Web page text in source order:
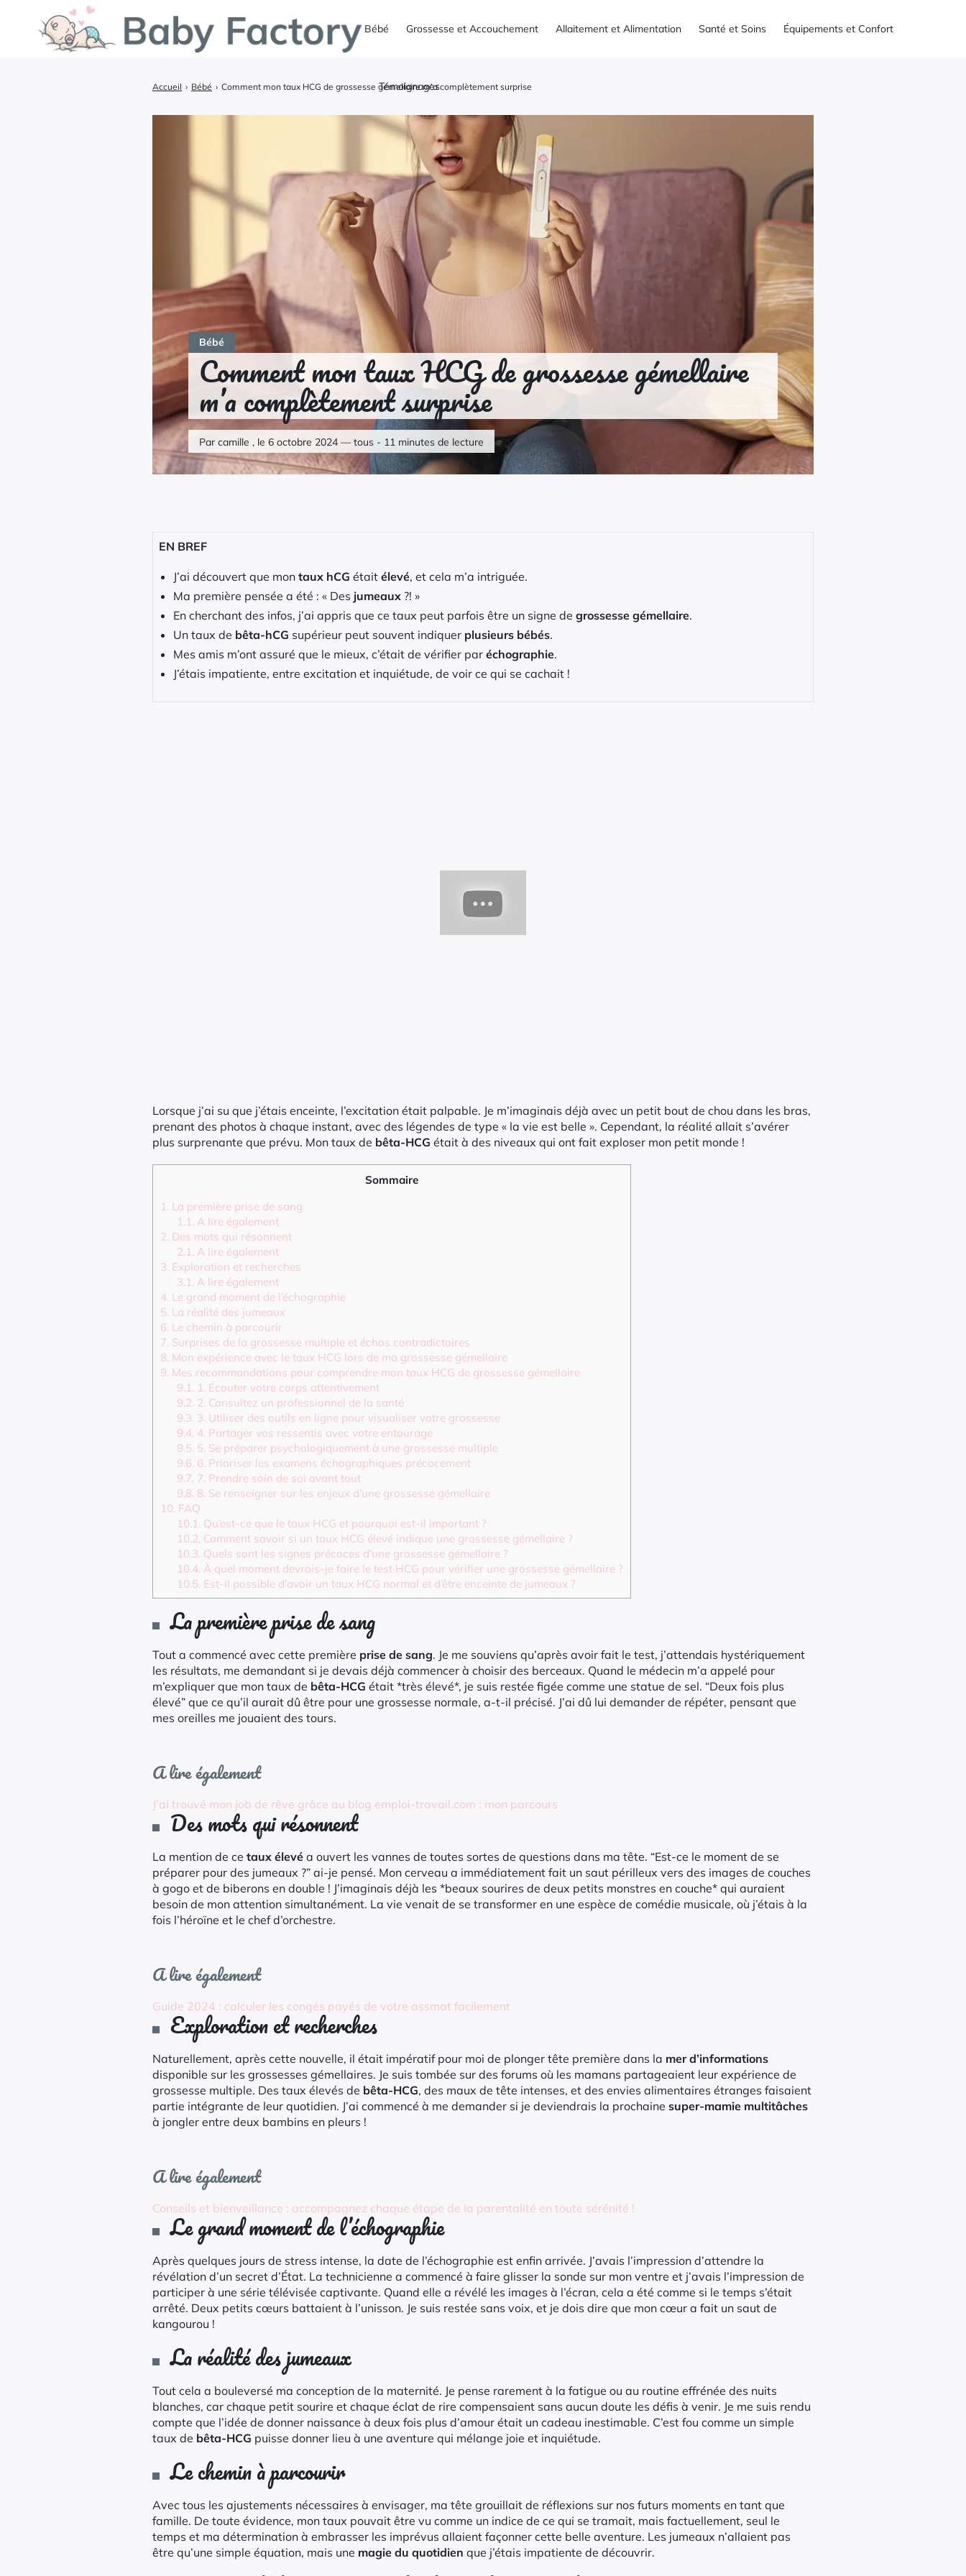
Bébé
Comment mon taux HCG de grossesse gémellaire
m’a complètement surprise
Par camille , le 6 octobre 2024 — tous - 11 minutes de lecture
Accueil › Bébé › Comment mon taux HCG de grossesse gémellaire m’a complètement surprise
EN BREF
J’ai découvert que mon taux hCG était élevé, et cela m’a intriguée.
Ma première pensée a été : « Des jumeaux ?! »
En cherchant des infos, j’ai appris que ce taux peut parfois être un signe de grossesse gémellaire.
Un taux de bêta-hCG supérieur peut souvent indiquer plusieurs bébés.
Mes amis m’ont assuré que le mieux, c’était de vérifier par échographie.
J’étais impatiente, entre excitation et inquiétude, de voir ce qui se cachait !
Lorsque j’ai su que j’étais enceinte, l’excitation était palpable. Je m’imaginais déjà avec un petit bout de chou dans les bras,
prenant des photos à chaque instant, avec des légendes de type « la vie est belle ». Cependant, la réalité allait s’avérer
plus surprenante que prévu. Mon taux de bêta-HCG était à des niveaux qui ont fait exploser mon petit monde !
Sommaire
1. La première prise de sang
1.1. A lire également
2. Des mots qui résonnent
2.1. A lire également
3. Exploration et recherches
3.1. A lire également
4. Le grand moment de l’échographie
5. La réalité des jumeaux
6. Le chemin à parcourir
7. Surprises de la grossesse multiple et échos contradictoires
8. Mon expérience avec le taux HCG lors de ma grossesse gémellaire
9. Mes recommandations pour comprendre mon taux HCG de grossesse gémellaire
9.1. 1. Écouter votre corps attentivement
9.2. 2. Consultez un professionnel de la santé
9.3. 3. Utiliser des outils en ligne pour visualiser votre grossesse
9.4. 4. Partager vos ressentis avec votre entourage
9.5. 5. Se préparer psychologiquement à une grossesse multiple
9.6. 6. Prioriser les examens échographiques précocement
9.7. 7. Prendre soin de soi avant tout
9.8. 8. Se renseigner sur les enjeux d’une grossesse gémellaire
10. FAQ
10.1. Qu’est-ce que le taux HCG et pourquoi est-il important ?
10.2. Comment savoir si un taux HCG élevé indique une grossesse gémellaire ?
10.3. Quels sont les signes précoces d’une grossesse gémellaire ?
10.4. À quel moment devrais-je faire le test HCG pour vérifier une grossesse gémellaire ?
10.5. Est-il possible d’avoir un taux HCG normal et d’être enceinte de jumeaux ?
La première prise de sang
Tout a commencé avec cette première prise de sang. Je me souviens qu’après avoir fait le test, j’attendais hystériquement
les résultats, me demandant si je devais déjà commencer à choisir des berceaux. Quand le médecin m’a appelé pour
m’expliquer que mon taux de bêta-HCG était *très élevé*, je suis restée figée comme une statue de sel. “Deux fois plus
élevé” que ce qu’il aurait dû être pour une grossesse normale, a-t-il précisé. J’ai dû lui demander de répéter, pensant que
mes oreilles me jouaient des tours.
A lire également
J’ai trouvé mon job de rêve grâce au blog emploi-travail.com : mon parcours
Des mots qui résonnent
La mention de ce taux élevé a ouvert les vannes de toutes sortes de questions dans ma tête. “Est-ce le moment de se
préparer pour des jumeaux ?” ai-je pensé. Mon cerveau a immédiatement fait un saut périlleux vers des images de couches
à gogo et de biberons en double ! J’imaginais déjà les *beaux sourires de deux petits monstres en couche* qui auraient
besoin de mon attention simultanément. La vie venait de se transformer en une espèce de comédie musicale, où j’étais à la
fois l’héroïne et le chef d’orchestre.
A lire également
Guide 2024 : calculer les congés payés de votre assmat facilement
Exploration et recherches
Naturellement, après cette nouvelle, il était impératif pour moi de plonger tête première dans la mer d’informations
disponible sur les grossesses gémellaires. Je suis tombée sur des forums où les mamans partageaient leur expérience de
grossesse multiple. Des taux élevés de bêta-HCG, des maux de tête intenses, et des envies alimentaires étranges faisaient
partie intégrante de leur quotidien. J’ai commencé à me demander si je deviendrais la prochaine super-mamie multitâches
à jongler entre deux bambins en pleurs !
A lire également
Conseils et bienveillance : accompagnez chaque étape de la parentalité en toute sérénité !
Le grand moment de l’échographie
Après quelques jours de stress intense, la date de l’échographie est enfin arrivée. J’avais l’impression d’attendre la
révélation d’un secret d’État. La technicienne a commencé à faire glisser la sonde sur mon ventre et j’avais l’impression de
participer à une série télévisée captivante. Quand elle a révélé les images à l’écran, cela a été comme si le temps s’était
arrêté. Deux petits cœurs battaient à l’unisson. Je suis restée sans voix, et je dois dire que mon cœur a fait un saut de
kangourou !
La réalité des jumeaux
Tout cela a bouleversé ma conception de la maternité. Je pense rarement à la fatigue ou au routine effrénée des nuits
blanches, car chaque petit sourire et chaque éclat de rire compensaient sans aucun doute les défis à venir. Je me suis rendu
compte que l’idée de donner naissance à deux fois plus d’amour était un cadeau inestimable. C’est fou comme un simple
taux de bêta-HCG puisse donner lieu à une aventure qui mélange joie et inquiétude.
Le chemin à parcourir
Avec tous les ajustements nécessaires à envisager, ma tête grouillait de réflexions sur nos futurs moments en tant que
famille. De toute évidence, mon taux pouvait être vu comme un indice de ce qui se tramait, mais factuellement, seul le
temps et ma détermination à embrasser les imprévus allaient façonner cette belle aventure. Les jumeaux n’allaient pas
être qu’une simple équation, mais une magie du quotidien que j’étais impatiente de découvrir.
Bébé Grossesse et Accouchement Allaitement et Alimentation Santé et Soins Équipements et Confort
Témoignages